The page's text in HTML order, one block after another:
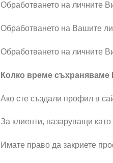
Обработването на личните
Обработването на Вашите
Обработването на личните
Колко време съхраняваме
Ако сте създали профил в
За клиенти, пазаруващи
Имате право да закриете